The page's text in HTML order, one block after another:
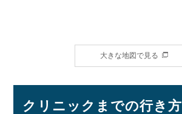
大きな地図で見る
クリニックまでの行き方